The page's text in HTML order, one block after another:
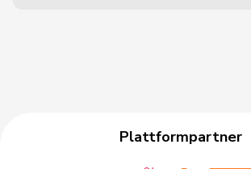
Plattformpartner